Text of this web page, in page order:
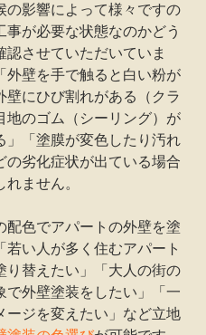
の影響によって様々ですの
が必要な状態なのかどう
させていただいていま
外壁を手で触ると白い粉が
にひび割れがある（クラ
地のゴム（シーリング）が
」「塗膜が変色したり汚れ
の劣化症状が出ている場合
ません。
配色でアパートの外壁を塗
若い人が多く住むアパート
り替えたい」「大人の街の
で外壁塗装をしたい」「一
ージを変えたい」など立地